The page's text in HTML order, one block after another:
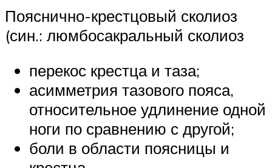
Пояснично-крестцовый сколиоз
(син.: люмбосакральный сколиоз
перекос крестца и таза;
асимметрия тазового пояса,
относительное удлинение одной
ноги по сравнению с другой;
боли в области поясницы и